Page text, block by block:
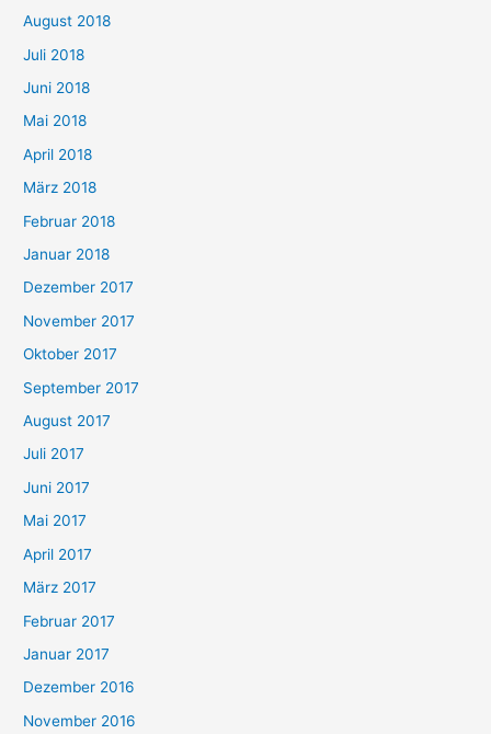
August 2018
Juli 2018
Juni 2018
Mai 2018
April 2018
März 2018
Februar 2018
Januar 2018
Dezember 2017
November 2017
Oktober 2017
September 2017
August 2017
Juli 2017
Juni 2017
Mai 2017
April 2017
März 2017
Februar 2017
Januar 2017
Dezember 2016
November 2016